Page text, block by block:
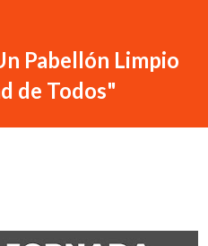
Pabellón Limpio
de Todos"